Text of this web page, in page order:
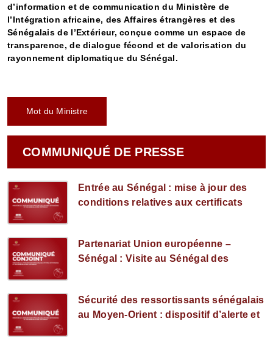
d’information et de communication du Ministère de
l’Intégration africaine, des Affaires étrangères et des
Sénégalais de l’Extérieur, conçue comme un espace de
transparence, de dialogue fécond et de valorisation du
rayonnement diplomatique du Sénégal.
Mot du Ministre
COMMUNIQUÉ DE PRESSE
Entrée au Sénégal : mise à jour des
conditions relatives aux certificats
Partenariat Union européenne –
Sénégal : Visite au Sénégal des
Affaires intérieures et à la migration.
Sécurité des ressortissants sénégalais
au Moyen-Orient : dispositif d’alerte et